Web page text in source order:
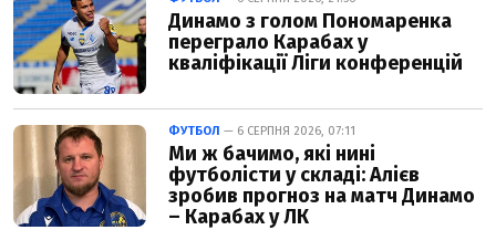
Динамо з голом Пономаренка
переграло Карабах у
кваліфікації Ліги конференцій
ФУТБОЛ — 6 СЕРПНЯ 2026, 07:11
Ми ж бачимо, які нині
футболісти у складі: Алієв
зробив прогноз на матч Динамо
– Карабах у ЛК